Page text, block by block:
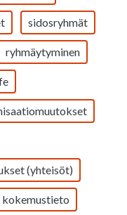
sidosryhmät
ryhmäytyminen
(yhteisöt)
kokemustieto